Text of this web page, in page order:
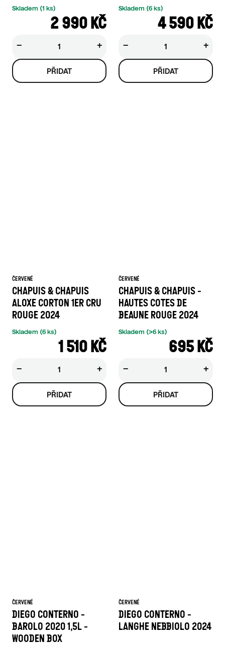
2 990 KČ
Skladem (1 ks)
+
−
4 590 KČ
Skladem (6 ks)
+
−
ČERVENÉ
CHAPUIS & CHAPUIS
ALOXE CORTON 1ER CRU
ROUGE 2024
1 510 KČ
Skladem (6 ks)
+
−
ČERVENÉ
CHAPUIS & CHAPUIS -
HAUTES COTES DE
BEAUNE ROUGE 2024
695 KČ
Skladem (>6 ks)
+
−
ČERVENÉ
DIEGO CONTERNO -
BAROLO 2020 1,5L -
WOODEN BOX
ČERVENÉ
DIEGO CONTERNO -
LANGHE NEBBIOLO 2024